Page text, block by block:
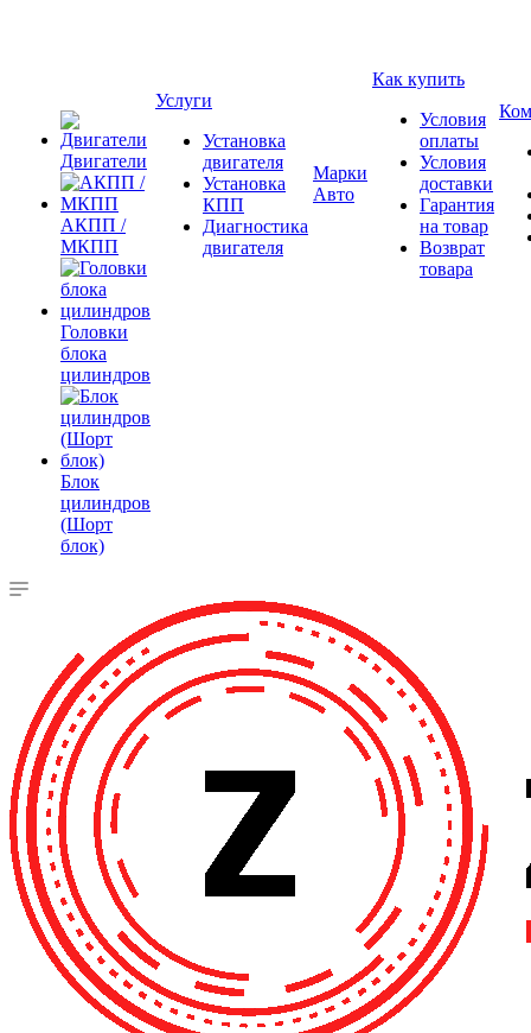
Двигатели
АКПП /
МКПП
Головки
блока
цилиндров
Блок
цилиндров
(Шорт
блок)
Услуги
Установка
двигателя
Установка
КПП
Диагностика
двигателя
Марки
Авто
Как купить
Условия
оплаты
Условия
доставки
Гарантия
на товар
Возврат
товара